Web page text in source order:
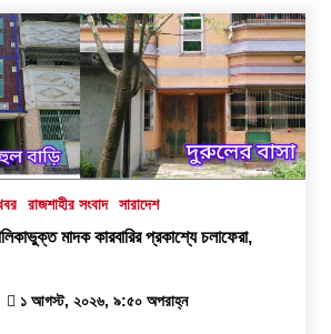
রাজশাহীর সংবাদ সারাদেশ
মাদক কারবারির প্রকাশ্যে চলাফেরা,
১ আগস্ট, ২০২৬, ৯:৫০ অপরাহ্ন